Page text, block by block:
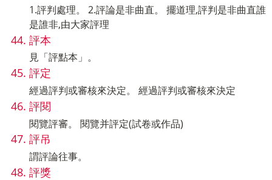
1.評判處理。 2.評論是非曲直。 擺道理,評判是非曲直誰
是誰非,由大家評理
評本
見「評點本」。
評定
經過評判或審核來決定。 經過評判或審核來決定
評閱
閱覽評審。 閱覽并評定(試卷或作品)
評吊
謂評論往事。
評獎